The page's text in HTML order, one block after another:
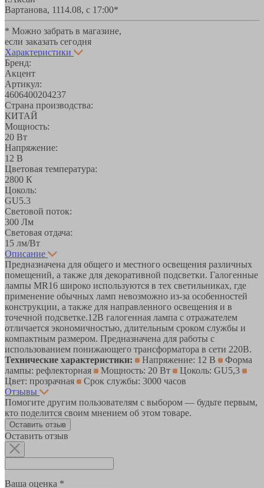
Вартанова, 1114.08, с 17:00*
* Можно забрать в магазине,
если заказать сегодня
Характеристики
Бренд:
Акцент
Артикул:
4606400204237
Страна производства:
КИТАЙ
Мощность:
20 Вт
Напряжение:
12 В
Цветовая температура:
2800 К
Цоколь:
GU5.3
Световой поток:
300 Лм
Световая отдача:
15 лм/Вт
Описание
Предназначена для общего и местного освещения различных
помещений, а также для декоративной подсветки. Галогенные
лампы MR16 широко используются в тех светильниках, где
применение обычных ламп невозможно из-за особенностей
конструкции, а также для направленного освещения и в
точечной подсветке.12В галогенная лампа с отражателем
отличается экономичностью, длительным сроком службы и
компактным размером. Предназначена для работы с
использованием понижающего трансформатора в сети 220В.
Технические характеристики:
Напряжение: 12 В
Форма
лампы: рефлекторная
Мощность: 20 Вт
Цоколь: GU5,3
Цвет: прозрачная
Срок службы: 3000 часов
Отзывы
Помогите другим пользователям с выбором — будьте первым,
кто поделится своим мнением об этом товаре.
Оставить отзыв
Оставить отзыв
Ваша оценка *